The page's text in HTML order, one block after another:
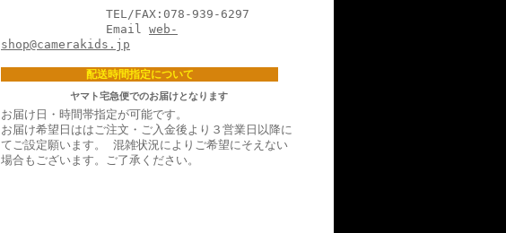
TEL/FAX:078-939-6297
Email web-
shop@camerakids.jp
配送時間指定について
ヤマト宅急便でのお届けとなります
お届け日・時間帯指定が可能です。
お届け希望日ははご注文・ご入金後より３営業日以降に
てご設定願います。 混雑状況によりご希望にそえない
場合もございます。ご了承ください。